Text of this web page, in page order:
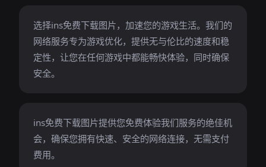
选择ins免费下载图片，加速您的游戏生活。我们的
网络服务专为游戏优化，提供无与伦比的速度和稳
定性，让您在任何游戏中都能畅快体验，同时确保
安全。
ins免费下载图片提供您免费体验我们服务的绝佳机
会，确保您拥有快速、安全的网络连接，无需支付
费用。